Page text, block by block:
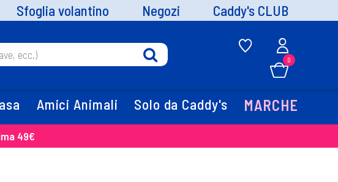
Sfoglia volantino Negozi Caddy's CLUB
0
Amici Animali Solo da Caddy's MARCHE
49€